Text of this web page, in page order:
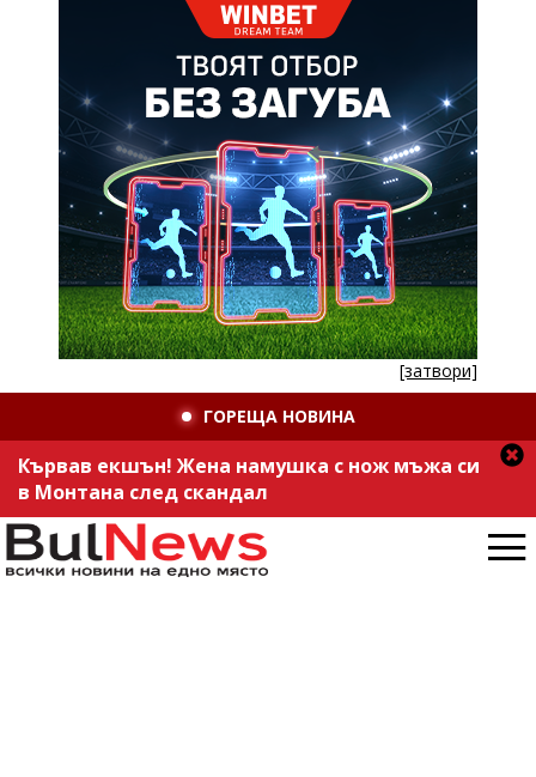
[затвори]
ГОРЕЩА НОВИНА
Кървав екшън! Жена намушка с нож мъжа си
в Монтана след скандал